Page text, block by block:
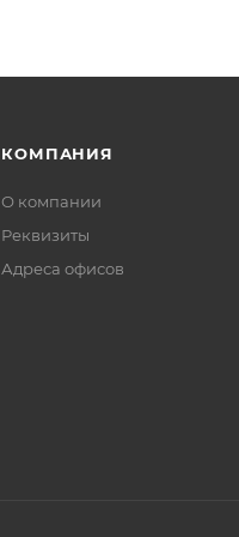
КОМПАНИЯ
О компании
Реквизиты
Адреса офисов